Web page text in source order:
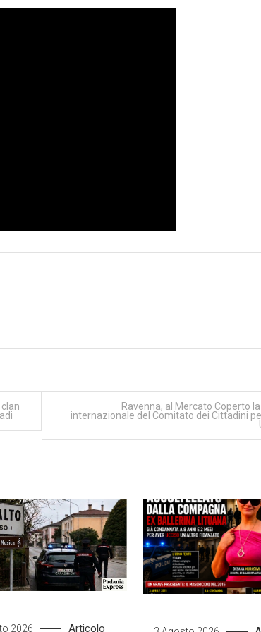
Ravenna, al Mercato Coperto
internazionale del Comitato dei Cittadini
2026 Articolo